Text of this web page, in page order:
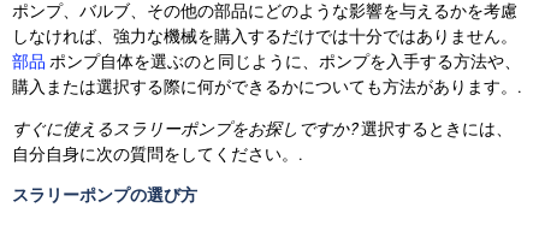
ポンプ、バルブ、その他の部品にどのような影響を与えるかを考慮
しなければ、強力な機械を購入するだけでは十分ではありません。
部品ポンプ自体を選ぶのと同じように、ポンプを入手する方法や、
購入または選択する際に何ができるかについても方法があります。.
すぐに使えるスラリーポンプをお探しですか?選択するときには、
自分自身に次の質問をしてください。.
スラリーポンプの選び方